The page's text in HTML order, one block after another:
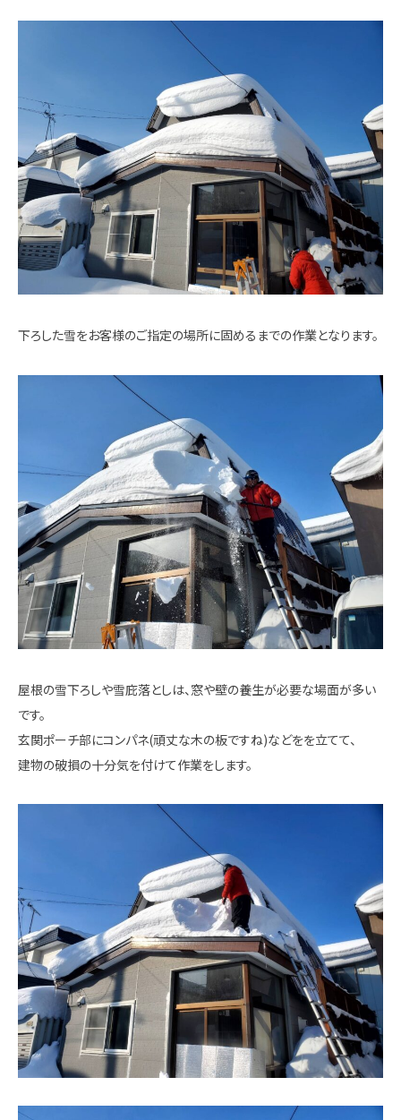
下ろした雪をお客様のご指定の場所に固めるまでの作業となります。
屋根の雪下ろしや雪庇落としは、窓や壁の養生が必要な場面が多い
です。
玄関ポーチ部にコンパネ(頑丈な木の板ですね)などをを立てて、
建物の破損の十分気を付けて作業をします。